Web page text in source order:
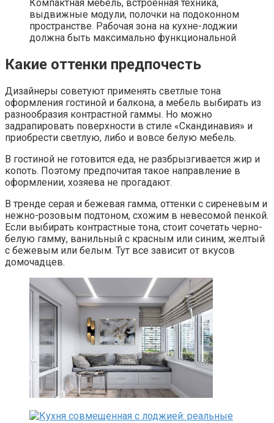
Компактная мебель, встроенная техника,
выдвижные модули, полочки на подоконном
пространстве. Рабочая зона на кухне-лоджии
должна быть максимально функциональной
Какие оттенки предпочесть
Дизайнеры советуют применять светлые тона
оформления гостиной и балкона, а мебель выбирать из
разнообразия контрастной гаммы. Но можно
задрапировать поверхности в стиле «Скандинавия» и
приобрести светлую, либо и вовсе белую мебель.
В гостиной не готовится еда, не разбрызгивается жир и
копоть. Поэтому предпочитая такое направление в
оформлении, хозяева не прогадают.
В тренде серая и бежевая гамма, оттенки с сиреневым и
нежно-розовым подтоном, схожим в невесомой пенкой.
Если выбирать контрастные тона, стоит сочетать черно-
белую гамму, ванильный с красным или синим, желтый
с бежевым или белым. Тут все зависит от вкусов
домочадцев.